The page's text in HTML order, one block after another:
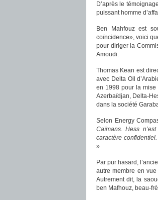
D’après le
puissant homme
Ben Mahfouz est
coïncidence», voici
pour diriger la
Amoudi.
Thomas Kean est
avec Delta Oil
en 1998 pour la mise
Azerbaïdjan, Delta-
dans la société
Selon Energy
Caïmans. Hess
caractère
»
Par pur hasard,
autre membre en vue
Autrement dit, la
ben Mafhouz, beau-